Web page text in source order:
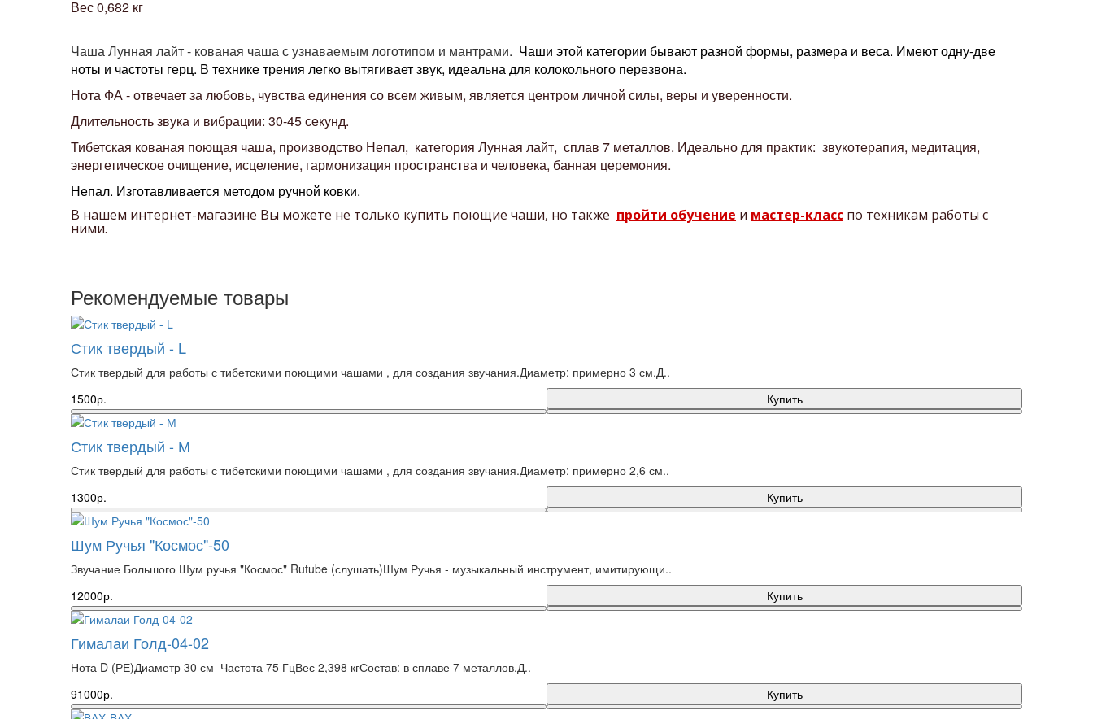
Вес 0,682 кг
Чаша Лунная лайт - кованая чаша с узнаваемым логотипом и мантрами. Чаши этой категории бывают разной формы, размера и веса. Имеют одну-две
ноты и частоты герц. В технике трения легко вытягивает звук, идеальна для колокольного перезвона.
Нота ФА - отвечает за любовь, чувства единения со всем живым, является центром личной силы, веры и уверенности.
Длительность звука и вибрации: 30-45 секунд.
Тибетская кованая поющая чаша, производство Непал, категория Лунная лайт, сплав 7 металлов. Идеально для практик: звукотерапия, медитация,
энергетическое очищение, исцеление, гармонизация пространства и человека, банная церемония.
Непал. Изготавливается методом ручной ковки.
В нашем интернет-магазине Вы можете не только купить поющие чаши, но также пройти обучение и мастер-класс по техникам работы с
ними.
Рекомендуемые товары
Стик твердый - L
Стик твердый для работы с тибетскими поющими чашами , для создания звучания.Диаметр: примерно 3 см.Д..
1500р.
Купить
Стик твердый - М
Стик твердый для работы с тибетскими поющими чашами , для создания звучания.Диаметр: примерно 2,6 см..
1300р.
Купить
Шум Ручья "Космос"-50
Звучание Большого Шум ручья "Космос" Rutube (слушать)Шум Ручья - музыкальный инструмент, имитирующи..
12000р.
Купить
Гималаи Голд-04-02
Нота D (РЕ)Диаметр 30 см Частота 75 ГцВес 2,398 кгСостав: в сплаве 7 металлов.Д..
91000р.
Купить